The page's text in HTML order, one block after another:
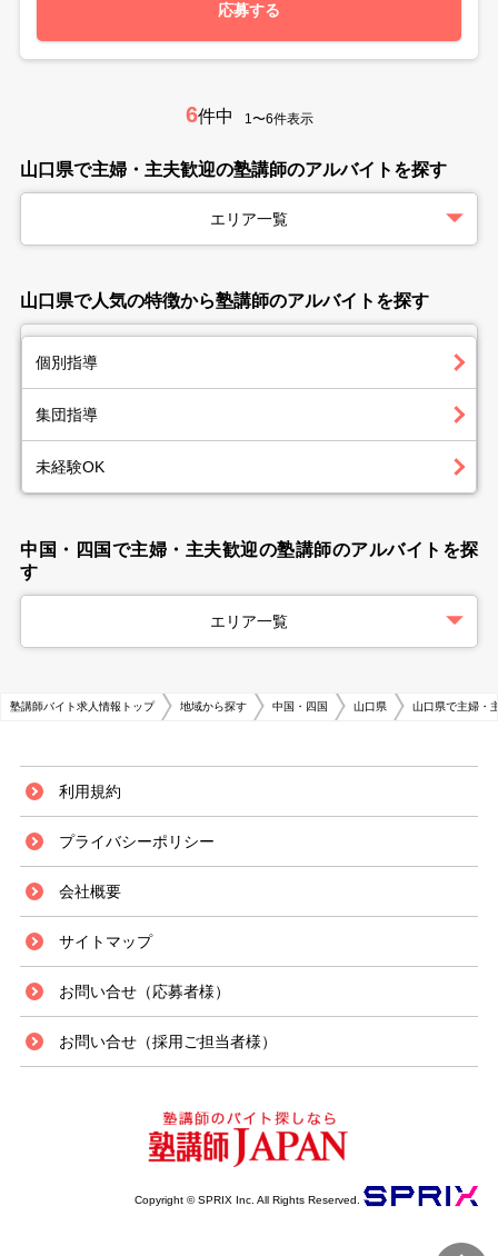
応募する
6件中 1〜6件表示
山口県で主婦・主夫歓迎の塾講師のアルバイトを探す
エリア一覧
山口県で人気の特徴から塾講師のアルバイトを探す
個別指導
集団指導
未経験OK
中国・四国で主婦・主夫歓迎の塾講師のアルバイトを探
す
エリア一覧
塾講師バイト求人情報トップ 地域から探す 中国・四国 山口県 山口県で主婦・
利用規約
プライバシーポリシー
会社概要
サイトマップ
お問い合せ（応募者様）
お問い合せ（採用ご担当者様）
Copyright © SPRIX Inc. All Rights Reserved.